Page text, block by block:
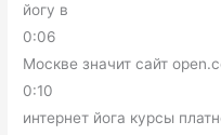
йогу в
0:06
Москве значит сайт
0:10
интернет йога курсы